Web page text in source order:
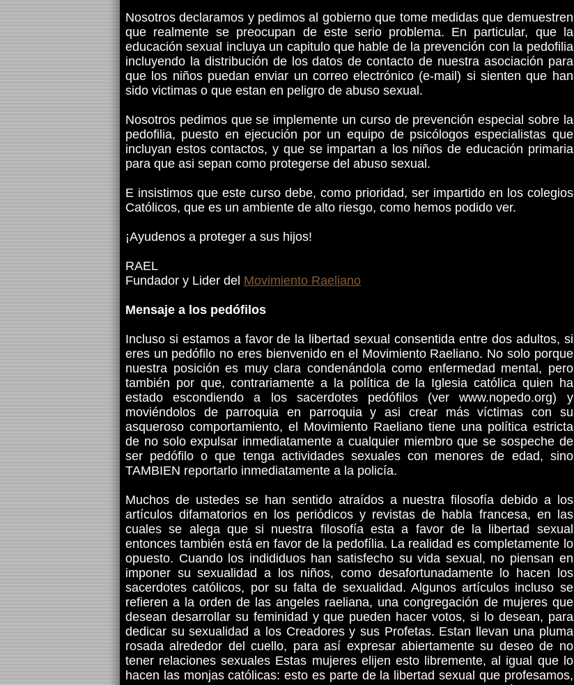
Nosotros declaramos y pedimos al gobierno que tome medidas que demuestren
que realmente se preocupan de este serio problema. En particular, que la
educación sexual incluya un capitulo que hable de la prevención con la pedofilia
incluyendo la distribución de los datos de contacto de nuestra asociación para
que los niños puedan enviar un correo electrónico (e-mail) si sienten que han
sido victimas o que estan en peligro de abuso sexual.
Nosotros pedimos que se implemente un curso de prevención especial sobre la
pedofilia, puesto en ejecución por un equipo de psicólogos especialistas que
incluyan estos contactos, y que se impartan a los niños de educación primaria
para que asi sepan como protegerse del abuso sexual.
E insistimos que este curso debe, como prioridad, ser impartido en los colegios
Católicos, que es un ambiente de alto riesgo, como hemos podido ver.
¡Ayudenos a proteger a sus hijos!
RAEL
Fundador y Lider del Movimiento Raeliano
Mensaje a los pedófilos
Incluso si estamos a favor de la libertad sexual consentida entre dos adultos, si
eres un pedófilo no eres bienvenido en el Movimiento Raeliano. No solo porque
nuestra posición es muy clara condenándola como enfermedad mental, pero
también por que, contrariamente a la política de la Iglesia católica quien ha
estado escondiendo a los sacerdotes pedófilos (ver www.nopedo.org) y
moviéndolos de parroquia en parroquia y asi crear más víctimas con su
asqueroso comportamiento, el Movimiento Raeliano tiene una política estricta
de no solo expulsar inmediatamente a cualquier miembro que se sospeche de
ser pedófilo o que tenga actividades sexuales con menores de edad, sino
TAMBIEN reportarlo inmediatamente a la policía.
Muchos de ustedes se han sentido atraídos a nuestra filosofía debido a los
artículos difamatorios en los periódicos y revistas de habla francesa, en las
cuales se alega que si nuestra filosofía esta a favor de la libertad sexual
entonces también está en favor de la pedofília. La realidad es completamente lo
opuesto. Cuando los indididuos han satisfecho su vida sexual, no piensan en
imponer su sexualidad a los niños, como desafortunadamente lo hacen los
sacerdotes católicos, por su falta de sexualidad. Algunos artículos incluso se
refieren a la orden de las angeles raeliana, una congregación de mujeres que
desean desarrollar su feminidad y que pueden hacer votos, si lo desean, para
dedicar su sexualidad a los Creadores y sus Profetas. Estan llevan una pluma
rosada alrededor del cuello, para así expresar abiertamente su deseo de no
tener relaciones sexuales Estas mujeres elijen esto libremente, al igual que lo
hacen las monjas católicas: esto es parte de la libertad sexual que profesamos,